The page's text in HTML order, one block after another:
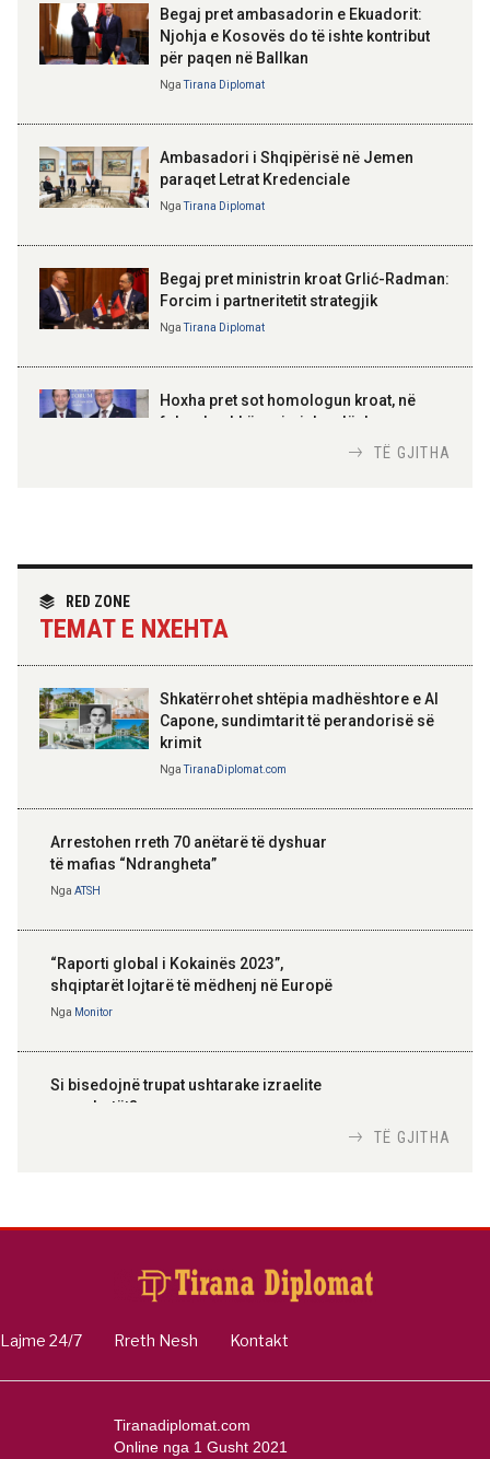
Trump për siguri të përbashkët
09:19 08-08-2026
Peizazhe magjike nga lumi Vjosa
Kosovë!
100-vjetori i themelimit të
Urdhrit të Skënderbeut
Begaj pret ambasadorin e Ekuadorit:
Njohja e Kosovës do të ishte kontribut
për paqen në Ballkan
NgaTirana Diplomat
Ambasadori i Shqipërisë në Jemen
paraqet Letrat Kredenciale
NgaTirana Diplomat
Begaj pret ministrin kroat Grlić-Radman:
Forcim i partneritetit strategjik
NgaTirana Diplomat
Hoxha pret sot homologun kroat, në
fokus bashkëpunimi dypalësh
partneritetit strategjik
TË GJITHA
RED ZONE
TEMAT E NXEHTA
Shkatërrohet shtëpia madhështore e Al
Capone, sundimtarit të perandorisë së
krimit
NgaTiranaDiplomat.com
Arrestohen rreth 70 anëtarë të dyshuar
të mafias “Ndrangheta”
Nga ATSH
“Raporti global i Kokainës 2023”,
shqiptarët lojtarë të mëdhenj në Europë
Nga Monitor
Si bisedojnë trupat ushtarake izraelite
me robotët?
inteligjente izraelite
TË GJITHA
Lajme 24/7 Rreth Nesh Kontakt
Tiranadiplomat.com
Online nga 1 Gusht 2021